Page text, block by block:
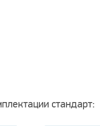
стандарт: